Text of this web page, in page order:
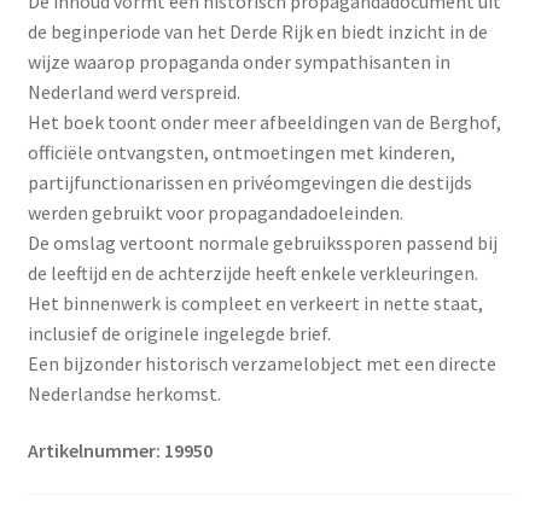
de beginperiode van het Derde Rijk en biedt inzicht in de
wijze waarop propaganda onder sympathisanten in
Nederland werd verspreid.
Het boek toont onder meer afbeeldingen van de Berghof,
officiële ontvangsten, ontmoetingen met kinderen,
partijfunctionarissen en privéomgevingen die destijds
werden gebruikt voor propagandadoeleinden.
De omslag vertoont normale gebruikssporen passend bij
de leeftijd en de achterzijde heeft enkele verkleuringen.
Het binnenwerk is compleet en verkeert in nette staat,
inclusief de originele ingelegde brief.
Een bijzonder historisch verzamelobject met een directe
Nederlandse herkomst.
Artikelnummer: 19950